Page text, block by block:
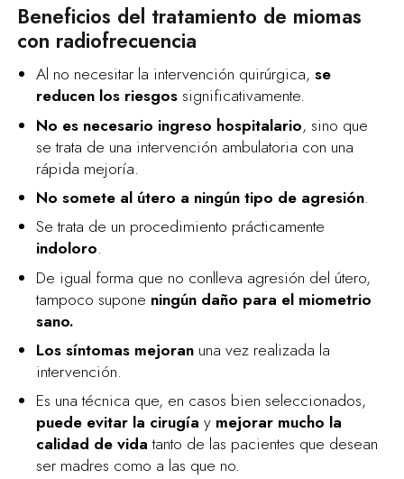
Beneficios del tratamiento de miomas
con radiofrecuencia
Al no necesitar la intervención quirúrgica, se
reducen los riesgossignificativamente.
No es necesario ingreso hospitalario, sino que
se trata de una intervención ambulatoria con una
rápida mejoría.
No somete al útero a ningún tipo de agresión.
Se trata de un procedimiento prácticamente
indoloro.
De igual forma que no conlleva agresión del útero,
tampoco supone ningún daño para el miometrio
sano.
Los síntomas mejoranuna vez realizada la
intervención.
Es una técnica que, en casos bien seleccionados,
puede evitar la cirugía ymejorar mucho la
calidad de vidatanto de las pacientes que desean
ser madres como a las que no.